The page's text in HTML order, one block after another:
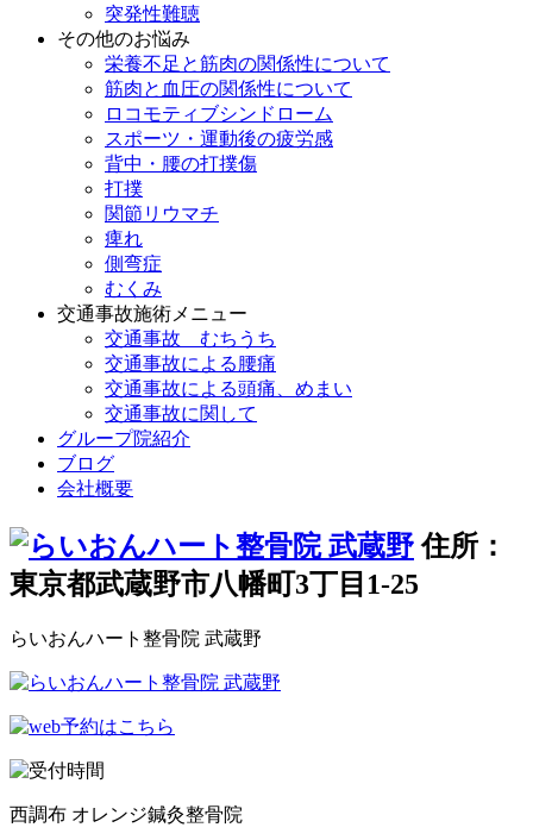
突発性難聴
その他のお悩み
栄養不足と筋肉の関係性について
筋肉と血圧の関係性について
ロコモティブシンドローム
スポーツ・運動後の疲労感
背中・腰の打撲傷
打撲
関節リウマチ
痺れ
側弯症
むくみ
交通事故施術メニュー
交通事故 むちうち
交通事故による腰痛
交通事故による頭痛、めまい
交通事故に関して
グループ院紹介
ブログ
会社概要
住所：
東京都武蔵野市八幡町3丁目1-25
らいおんハート整骨院 武蔵野
西調布 オレンジ鍼灸整骨院